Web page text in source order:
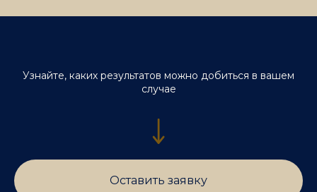
Узнайте, каких результатов можно добиться в вашем
случае
Оставить заявку